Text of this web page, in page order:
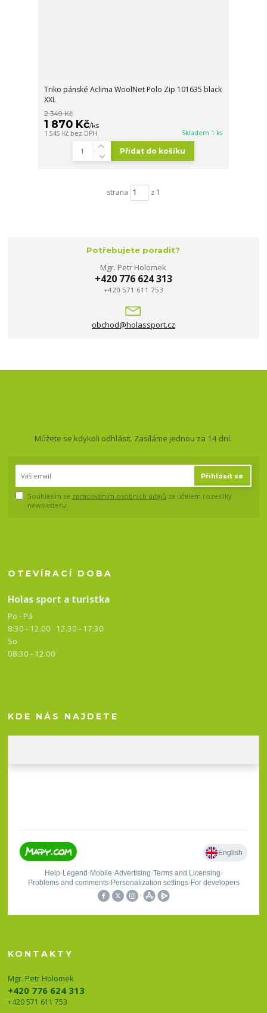
Triko pánské Aclima WoolNet Polo Zip 101635 black
XXL
2 349 Kč
1 870 Kč/ks
1 545 Kč bez DPH Skladem 1 ks
Přidat do košíku
strana z 1
Potřebujete poradit?
Mgr. Petr Holomek
+420 776 624 313
+420 571 611 753
obchod@holassport.cz
Můžete se kdykoli odhlásit. Zasíláme jednou za 14 dní.
Přihlásit se
Souhlasím se zpracováním osobních údajů za účelem rozesílky
newsletteru.
OTEVÍRACÍ DOBA
Holas sport a turistka
Po - Pá
8:30 - 12.00 12.30 - 17:30
So
08:30 - 12:00
KDE NÁS NAJDETE
KONTAKTY
Mgr. Petr Holomek
+420 776 624 313
+420 571 611 753